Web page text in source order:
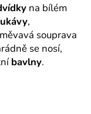
na bílém
,
souprava
se nosí,
bavlny.